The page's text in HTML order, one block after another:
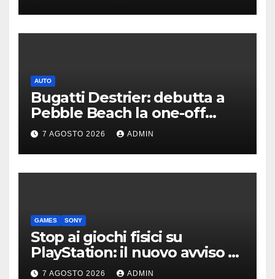
AUTO
Bugatti Destrier: debutta a
Pebble Beach la one-off
derivata dalla Bolide
7 AGOSTO 2026 ADMIN
GAMES SONY
Stop ai giochi fisici su
PlayStation: il nuovo avviso di
Sony è l’ennesima conferma
7 AGOSTO 2026 ADMIN